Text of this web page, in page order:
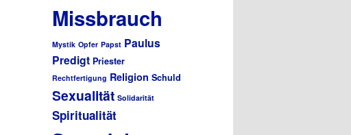
Missbrauch
Mystik Opfer Papst Paulus
Predigt Priester
Rechtfertigung Religion Schuld
Sexualität Solidarität
Spiritualität